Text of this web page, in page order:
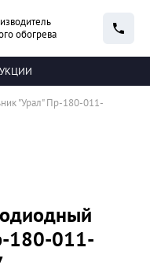
обогрева
"Урал" Пр-180-011-
180-011-